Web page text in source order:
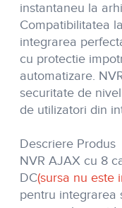
instantaneu la
Compatibilitatea
integrarea
cu protectie
automatizare.
securitate de
de utilizatori din
Descriere Produs
NVR AJAX cu 8
DC(sursa nu este
pentru integrarea